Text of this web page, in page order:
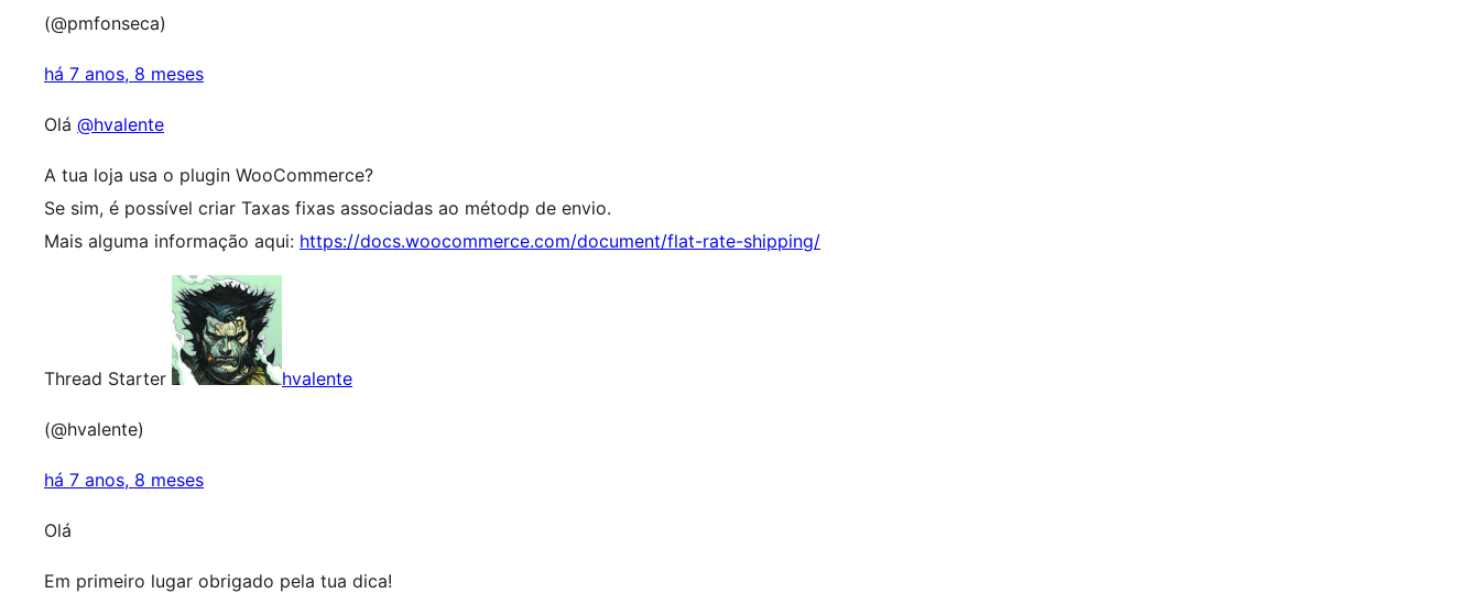
(@pmfonseca)
há 7 anos, 8 meses
Olá @hvalente
A tua loja usa o plugin WooCommerce?
Se sim, é possível criar Taxas fixas associadas ao métodp de envio.
Mais alguma informação aqui: https://docs.woocommerce.com/document/flat-rate-shipping/
Thread Starter hvalente
(@hvalente)
há 7 anos, 8 meses
Olá
Em primeiro lugar obrigado pela tua dica!